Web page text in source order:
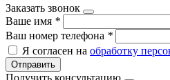
Заказать звонок
Ваше имя *
Ваш номер телефона *
Я согласен на обработку
Отправить
Получить консультацию